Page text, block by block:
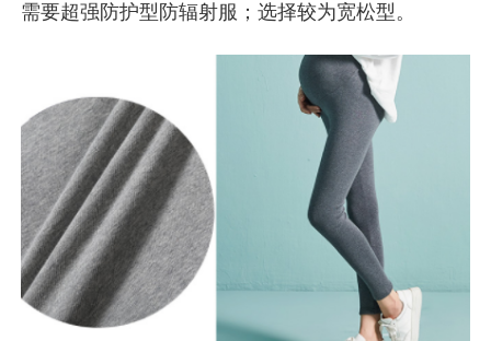
需要超强防护型防辐射服；选择较为宽松型。